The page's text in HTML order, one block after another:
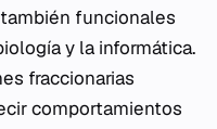
funcionales
y la informática.
fraccionarias
comportamientos